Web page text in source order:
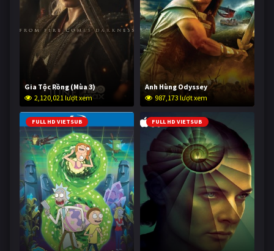
Gia Tộc Rồng (Mùa 3)
2,120,021 lượt xem
Anh Hùng Odyssey
987,173 lượt xem
FULL HD VIETSUB FULL HD VIETSUB